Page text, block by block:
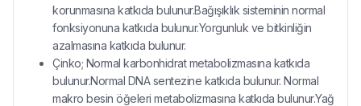
korunmasına katkıda bulunur.Bağışıklık sisteminin normal
fonksiyonuna katkıda bulunur.Yorgunluk ve bitkinliğin
azalmasına katkıda bulunur.
Çinko; Normal karbonhidrat metabolizmasına katkıda
bulunur.Normal DNA sentezine katkıda bulunur. Normal
makro besin öğeleri metabolizmasına katkıda bulunur.Yağ